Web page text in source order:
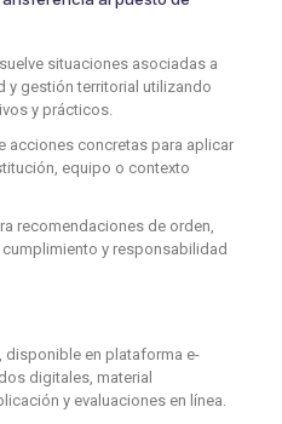
situaciones asociadas a
y gestión territorial utilizando
y prácticos.
acciones concretas para aplicar
equipo o contexto
recomendaciones de orden,
y responsabilidad
disponible en plataforma e-
digitales, material
y evaluaciones en línea.